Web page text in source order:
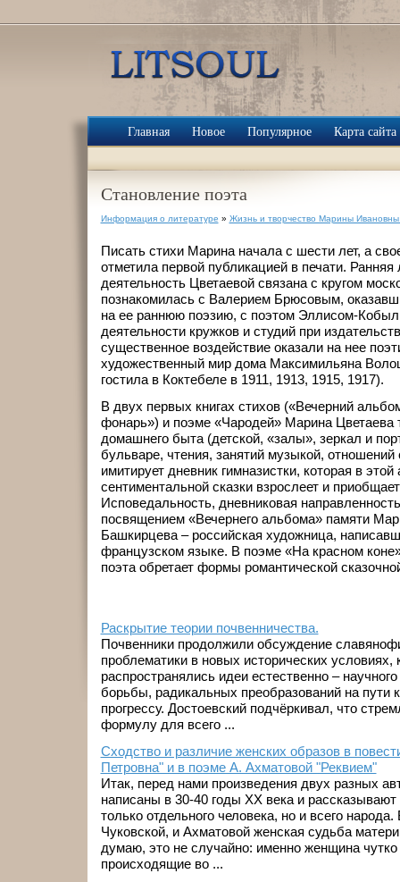
Главная Новое Популярное Карта сайта
Становление поэта
Информация о литературе » Жизнь и творчество Марины
Писать стихи Марина начала с шести лет, а
отметила первой публикацией в печати. Ранняя
деятельность Цветаевой связана с кругом
познакомилась с Валерием Брюсовым,
на ее раннюю поэзию, с поэтом Эллисом-
деятельности кружков и студий при
существенное воздействие оказали на нее
художественный мир дома Максимильяна
гостила в Коктебеле в 1911, 1913, 1915, 1917).
В двух первых книгах стихов («Вечерний
фонарь») и поэме «Чародей» Марина
домашнего быта (детской, «залы», зеркал и
бульваре, чтения, занятий музыкой,
имитирует дневник гимназистки, которая в
сентиментальной сказки взрослеет и
Исповедальность, дневниковая
посвящением «Вечернего альбома» памяти
Башкирцева – российская художница,
французском языке. В поэме «На красном
поэта обретает формы романтической
Раскрытие теории почвенничества.
Почвенники продолжили обсуждение
проблематики в новых исторических условиях,
распространялись идеи естественно –
борьбы, радикальных преобразований на пути
прогрессу. Достоевский подчёркивал, что
формулу для всего ...
Сходство и различие женских образов в
Петровна" и в поэме А. Ахматовой "Реквием"
Итак, перед нами произведения двух разных
написаны в 30-40 годы XX века и
только отдельного человека, но и всего
Чуковской, и Ахматовой женская судьба
думаю, это не случайно: именно женщина чутко
происходящие во ...